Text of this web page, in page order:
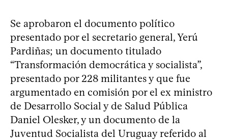
Se aprobaron el documento político
presentado por el secretario general, Yerú
Pardiñas; un documento titulado
“Transformación democrática y socialista”,
presentado por 228 militantes y que fue
argumentado en comisión por el ex ministro
de Desarrollo Social y de Salud Pública
Daniel Olesker, y un documento de la
Juventud Socialista del Uruguay referido al